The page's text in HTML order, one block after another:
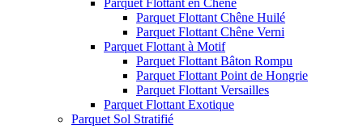
Parquet Flottant en Chêne
Parquet Flottant Chêne Huilé
Parquet Flottant Chêne Verni
Parquet Flottant à Motif
Parquet Flottant Bâton Rompu
Parquet Flottant Point de Hongrie
Parquet Flottant Versailles
Parquet Flottant Exotique
Parquet Sol Stratifié